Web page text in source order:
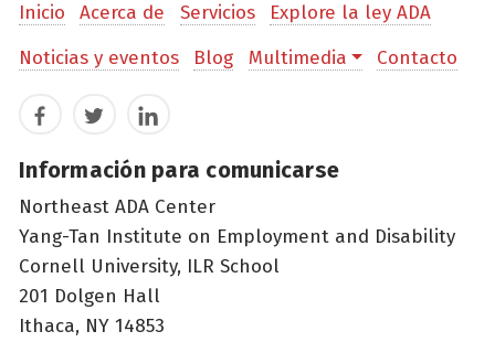
Inicio Acerca de Servicios
Explore la ley ADA
Noticias y eventos
Blog Multimedia Contacto
FacebookTwitterLinkedIn
Información para comunicarse
Northeast ADA Center
Yang-Tan Institute on Employment and Disability
Cornell University, ILR School
201 Dolgen Hall
Ithaca, NY 14853